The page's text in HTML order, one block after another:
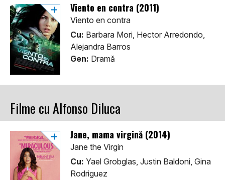
Viento en contra (2011)
Viento en contra
Cu: Barbara Mori, Hector Arredondo,
Alejandra Barros
Gen: Dramă
Filme cu Alfonso Diluca
Jane, mama virgină (2014)
Jane the Virgin
Cu: Yael Grobglas, Justin Baldoni, Gina
Rodriguez